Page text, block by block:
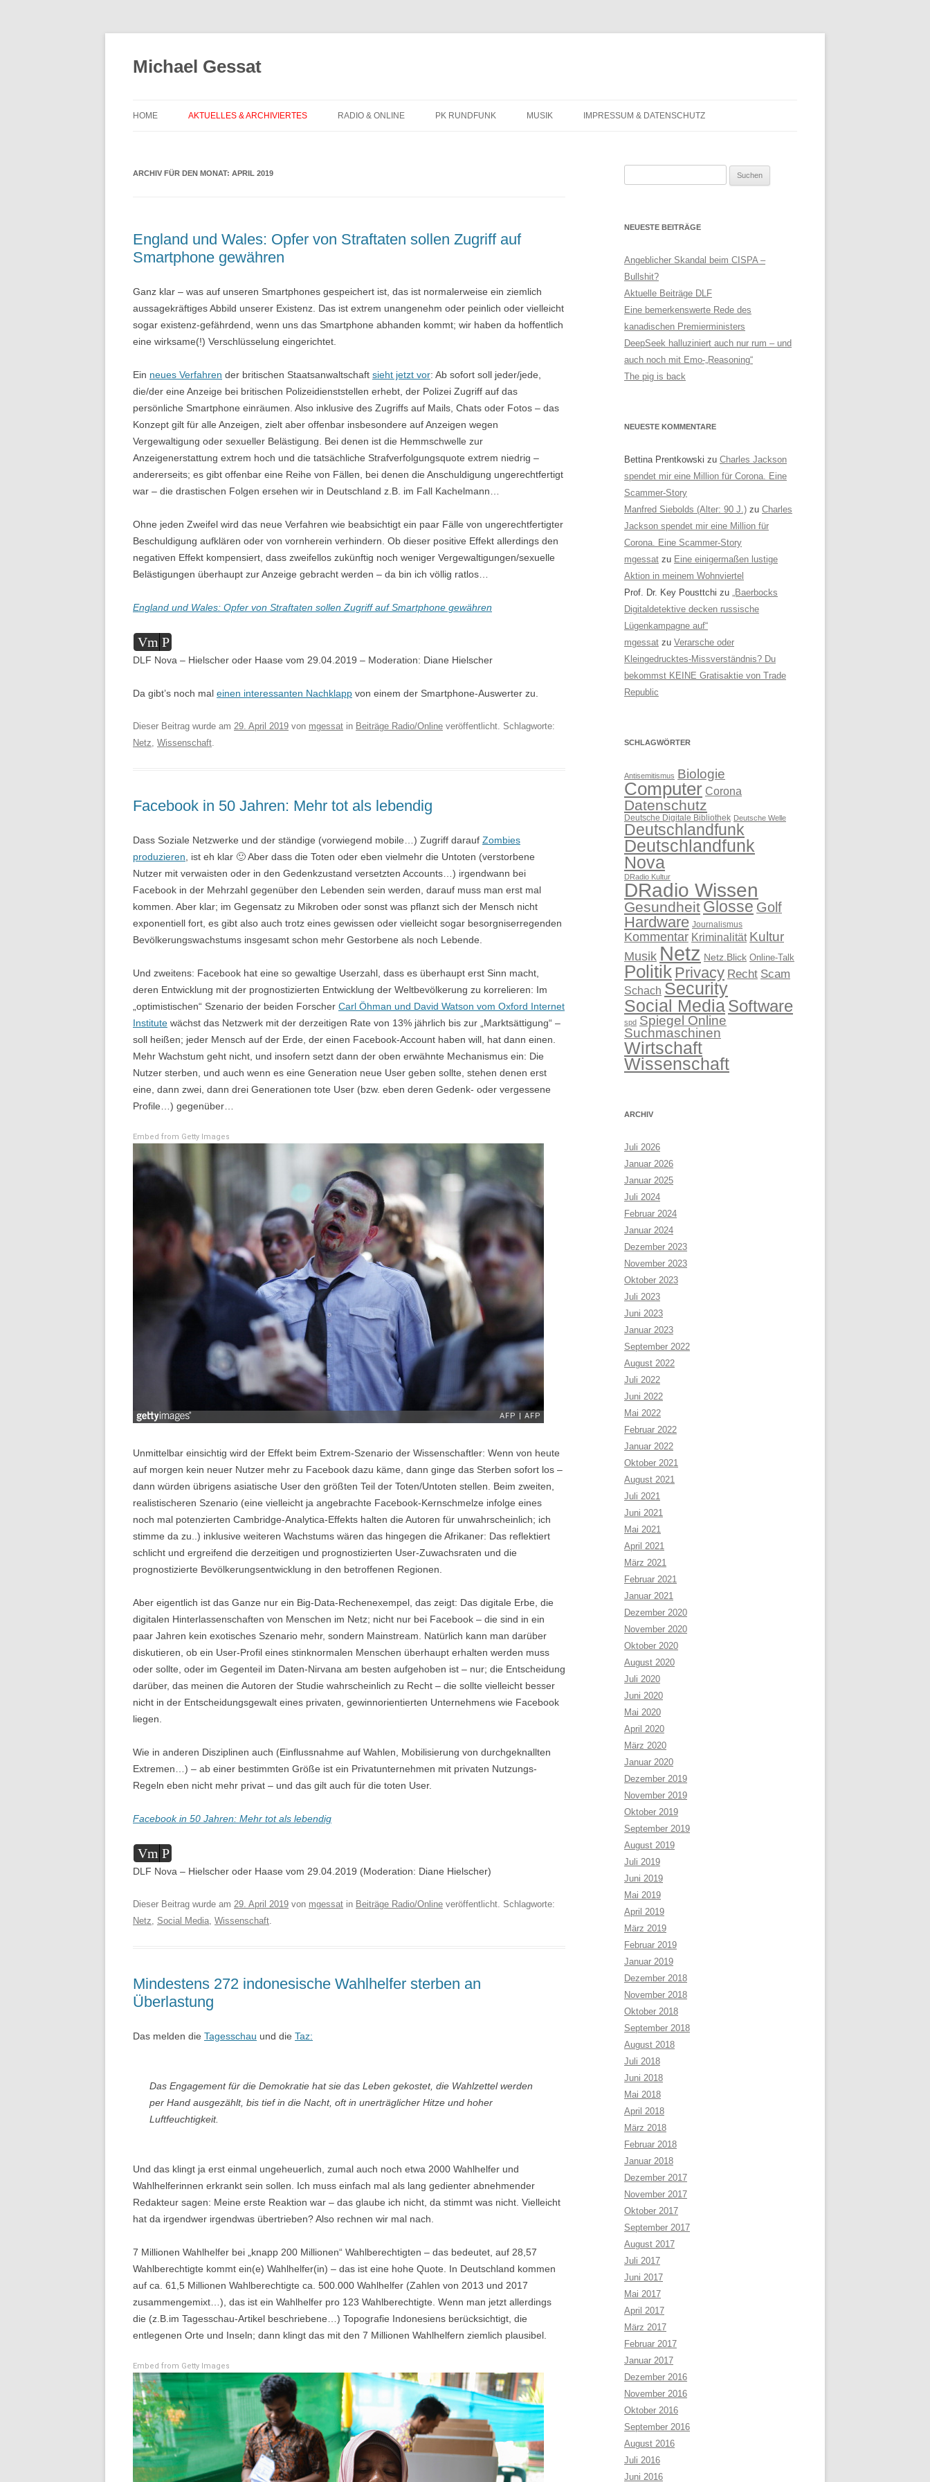
Michael Gessat
Inhalt
HOME AKTUELLES & ARCHIVIERTES RADIO & ONLINE PK RUNDFUNK MUSIK IMPRESSUM & DATENSCHUTZ
ARCHIV FÜR DEN MONAT: APRIL 2019
England und Wales: Opfer von Straftaten sollen Zugriff auf
Smartphone gewähren
Ganz klar – was auf unseren Smartphones gespeichert ist, das ist normalerweise ein ziemlich
aussagekräftiges Abbild unserer Existenz. Das ist extrem unangenehm oder peinlich oder vielleicht
sogar existenz-gefährdend, wenn uns das Smartphone abhanden kommt; wir haben da hoffentlich
eine wirksame(!) Verschlüsselung eingerichtet.
Ein neues Verfahren der britischen Staatsanwaltschaft sieht jetzt vor: Ab sofort soll jeder/jede,
die/der eine Anzeige bei britischen Polizeidienststellen erhebt, der Polizei Zugriff auf das
persönliche Smartphone einräumen. Also inklusive des Zugriffs auf Mails, Chats oder Fotos – das
Konzept gilt für alle Anzeigen, zielt aber offenbar insbesondere auf Anzeigen wegen
Vergewaltigung oder sexueller Belästigung. Bei denen ist die Hemmschwelle zur
Anzeigenerstattung extrem hoch und die tatsächliche Strafverfolgungsquote extrem niedrig –
andererseits; es gibt offenbar eine Reihe von Fällen, bei denen die Anschuldigung ungerechtfertigt
war – die drastischen Folgen ersehen wir in Deutschland z.B. im Fall Kachelmann…
Ohne jeden Zweifel wird das neue Verfahren wie beabsichtigt ein paar Fälle von ungerechtfertigter
Beschuldigung aufklären oder von vornherein verhindern. Ob dieser positive Effekt allerdings den
negativen Effekt kompensiert, dass zweifellos zukünftig noch weniger Vergewaltigungen/sexuelle
Belästigungen überhaupt zur Anzeige gebracht werden – da bin ich völlig ratlos…
England und Wales: Opfer von Straftaten sollen Zugriff auf Smartphone gewähren
Audio-
Player
Vm P
DLF Nova – Hielscher oder Haase vom 29.04.2019 – Moderation: Diane Hielscher
Da gibt’s noch mal einen interessanten Nachklapp von einem der Smartphone-Auswerter zu.
Dieser Beitrag wurde am 29. April 2019 von mgessat in Beiträge Radio/Online veröffentlicht. Schlagworte:
Netz, Wissenschaft.
Facebook in 50 Jahren: Mehr tot als lebendig
Dass Soziale Netzwerke und der ständige (vorwiegend mobile…) Zugriff darauf Zombies
produzieren , ist eh klar 🙂 Aber dass die Toten oder eben vielmehr die Untoten (verstorbene
Nutzer mit verwaisten oder in den Gedenkzustand versetzten Accounts…) irgendwann bei
Facebook in der Mehrzahl gegenüber den Lebenden sein werden, darauf muss man erst mal
kommen. Aber klar; im Gegensatz zu Mikroben oder sonst was pflanzt sich der Mensch nicht
exponentiell fort, es gibt also auch trotz eines gewissen oder vielleicht sogar besorgniserregenden
Bevölkerungswachstums insgesamt schon mehr Gestorbene als noch Lebende.
Und zweitens: Facebook hat eine so gewaltige Userzahl, dass es überhaupt erst Sinn macht,
deren Entwicklung mit der prognostizierten Entwicklung der Weltbevölkerung zu korrelieren: Im
„optimistischen“ Szenario der beiden Forscher Carl Öhman und David Watson vom Oxford Internet
Institute wächst das Netzwerk mit der derzeitigen Rate von 13% jährlich bis zur „Marktsättigung“ –
soll heißen; jeder Mensch auf der Erde, der einen Facebook-Account haben will, hat dann einen.
Mehr Wachstum geht nicht, und insofern setzt dann der oben erwähnte Mechanismus ein: Die
Nutzer sterben, und auch wenn es eine Generation neue User geben sollte, stehen denen erst
eine, dann zwei, dann drei Generationen tote User (bzw. eben deren Gedenk- oder vergessene
Profile…) gegenüber…
Embed from Getty Images
Unmittelbar einsichtig wird der Effekt beim Extrem-Szenario der Wissenschaftler: Wenn von heute
auf morgen kein neuer Nutzer mehr zu Facebook dazu käme, dann ginge das Sterben sofort los –
dann würden übrigens asiatische User den größten Teil der Toten/Untoten stellen. Beim zweiten,
realistischeren Szenario (eine vielleicht ja angebrachte Facebook-Kernschmelze infolge eines
noch mal potenzierten Cambridge-Analytica-Effekts halten die Autoren für unwahrscheinlich; ich
stimme da zu..) inklusive weiteren Wachstums wären das hingegen die Afrikaner: Das reflektiert
schlicht und ergreifend die derzeitigen und prognostizierten User-Zuwachsraten und die
prognostizierte Bevölkerungsentwicklung in den betroffenen Regionen.
Aber eigentlich ist das Ganze nur ein Big-Data-Rechenexempel, das zeigt: Das digitale Erbe, die
digitalen Hinterlassenschaften von Menschen im Netz; nicht nur bei Facebook – die sind in ein
paar Jahren kein exotisches Szenario mehr, sondern Mainstream. Natürlich kann man darüber
diskutieren, ob ein User-Profil eines stinknormalen Menschen überhaupt erhalten werden muss
oder sollte, oder im Gegenteil im Daten-Nirvana am besten aufgehoben ist – nur; die Entscheidung
darüber, das meinen die Autoren der Studie wahrscheinlich zu Recht – die sollte vielleicht besser
nicht in der Entscheidungsgewalt eines privaten, gewinnorientierten Unternehmens wie Facebook
liegen.
Wie in anderen Disziplinen auch (Einflussnahme auf Wahlen, Mobilisierung von durchgeknallten
Extremen…) – ab einer bestimmten Größe ist ein Privatunternehmen mit privaten Nutzungs-
Regeln eben nicht mehr privat – und das gilt auch für die toten User.
Facebook in 50 Jahren: Mehr tot als lebendig
Audio-
Player
Vm P
DLF Nova – Hielscher oder Haase vom 29.04.2019 (Moderation: Diane Hielscher)
Dieser Beitrag wurde am 29. April 2019 von mgessat in Beiträge Radio/Online veröffentlicht. Schlagworte:
Netz
Social Media Wissenschaft
Mindestens 272 indonesische Wahlhelfer sterben an
Überlastung
Das melden die Tagesschau und die Taz:
Das Engagement für die Demokratie hat sie das Leben gekostet, die Wahlzettel werden
per Hand ausgezählt, bis tief in die Nacht, oft in unerträglicher Hitze und hoher
Luftfeuchtigkeit.
Und das klingt ja erst einmal ungeheuerlich, zumal auch noch etwa 2000 Wahlhelfer und
Wahlhelferinnen erkrankt sein sollen. Ich muss einfach mal als lang gedienter abnehmender
Redakteur sagen: Meine erste Reaktion war – das glaube ich nicht, da stimmt was nicht. Vielleicht
hat da irgendwer irgendwas übertrieben? Also rechnen wir mal nach.
7 Millionen Wahlhelfer bei „knapp 200 Millionen“ Wahlberechtigten – das bedeutet, auf 28,57
Wahlberechtigte kommt ein(e) Wahlhelfer(in) – das ist eine hohe Quote. In Deutschland kommen
auf ca. 61,5 Millionen Wahlberechtigte ca. 500.000 Wahlhelfer (Zahlen von 2013 und 2017
zusammengemixt…), das ist ein Wahlhelfer pro 123 Wahlberechtigte. Wenn man jetzt allerdings
die (z.B.im Tagesschau-Artikel beschriebene…) Topografie Indonesiens berücksichtigt, die
entlegenen Orte und Inseln; dann klingt das mit den 7 Millionen Wahlhelfern ziemlich plausibel.
Embed from Getty Images
NEUESTE BEITRÄGE
Angeblicher Skandal beim CISPA –
Bullshit?
Aktuelle Beiträge DLF
Eine bemerkenswerte Rede des
kanadischen Premierministers
DeepSeek halluziniert auch nur rum – und
auch noch mit Emo-„Reasoning“
The pig is back
NEUESTE KOMMENTARE
Bettina Prentkowski zu Charles Jackson
spendet mir eine Million für Corona. Eine
Scammer-Story
Manfred Siebolds (Alter: 90 J.) zu Charles
Jackson spendet mir eine Million für
Corona. Eine Scammer-Story
mgessat zu Eine einigermaßen lustige
Aktion in meinem Wohnviertel
Prof. Dr. Key Pousttchi zu „Baerbocks
Digitaldetektive decken russische
Lügenkampagne auf“
mgessat zu Verarsche oder
Kleingedrucktes-Missverständnis? Du
bekommst KEINE Gratisaktie von Trade
Republic
SCHLAGWÖRTER
Antisemitismus Biologie
Computer Corona
Datenschutz
Deutsche Digitale Bibliothek Deutsche Welle
Deutschlandfunk
Deutschlandfunk
Nova
DRadio Kultur
DRadio Wissen
Gesundheit Glosse Golf
Hardware Journalismus
Kommentar Kriminalität Kultur
Musik Netz Netz.Blick Online-Talk
Politik Privacy Recht Scam
Schach Security
Social MediaSoftware
spd Spiegel Online
Suchmaschinen
Wirtschaft
Wissenschaft
ARCHIV
Juli 2026
Januar 2026
Januar 2025
Juli 2024
Februar 2024
Januar 2024
Dezember 2023
November 2023
Oktober 2023
Juli 2023
Juni 2023
Januar 2023
September 2022
August 2022
Juli 2022
Juni 2022
Mai 2022
Februar 2022
Januar 2022
Oktober 2021
August 2021
Juli 2021
Juni 2021
Mai 2021
April 2021
März 2021
Februar 2021
Januar 2021
Dezember 2020
November 2020
Oktober 2020
August 2020
Juli 2020
Juni 2020
Mai 2020
April 2020
März 2020
Januar 2020
Dezember 2019
November 2019
Oktober 2019
September 2019
August 2019
Juli 2019
Juni 2019
Mai 2019
April 2019
März 2019
Februar 2019
Januar 2019
Dezember 2018
November 2018
Oktober 2018
September 2018
August 2018
Juli 2018
Juni 2018
Mai 2018
April 2018
März 2018
Februar 2018
Januar 2018
Dezember 2017
November 2017
Oktober 2017
September 2017
August 2017
Juli 2017
Juni 2017
Mai 2017
April 2017
März 2017
Februar 2017
Januar 2017
Dezember 2016
November 2016
Oktober 2016
September 2016
August 2016
Juli 2016
Juni 2016